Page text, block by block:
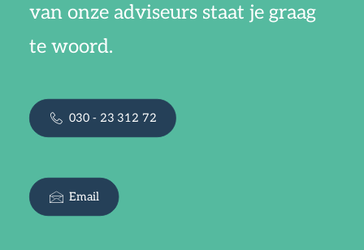
van onze adviseurs staat je graag
te woord.
030 - 23 312 72
Email